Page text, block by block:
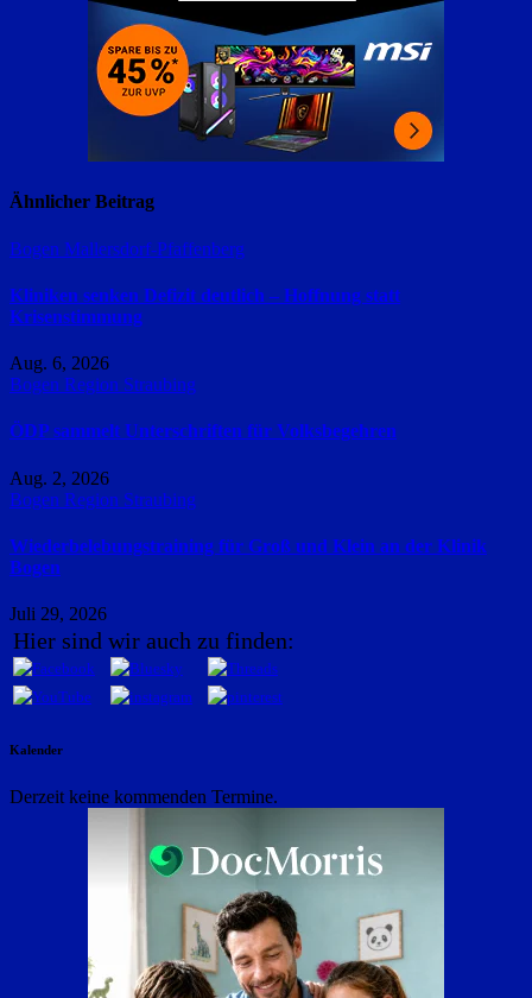
Ähnlicher Beitrag
Bogen Mallersdorf-Pfaffenberg
Kliniken senken Defizit deutlich – Hoffnung statt
Krisenstimmung
Aug. 6, 2026
Bogen Region Straubing
ÖDP sammelt Unterschriften für Volksbegehren
Aug. 2, 2026
Bogen Region Straubing
Wiederbelebungstraining für Groß und Klein an der Klinik
Bogen
Juli 29, 2026
Hier sind wir auch zu finden:
Kalender
Derzeit keine kommenden Termine.